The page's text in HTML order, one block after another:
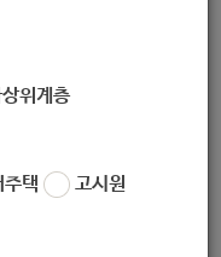
위계층
주택
고시원